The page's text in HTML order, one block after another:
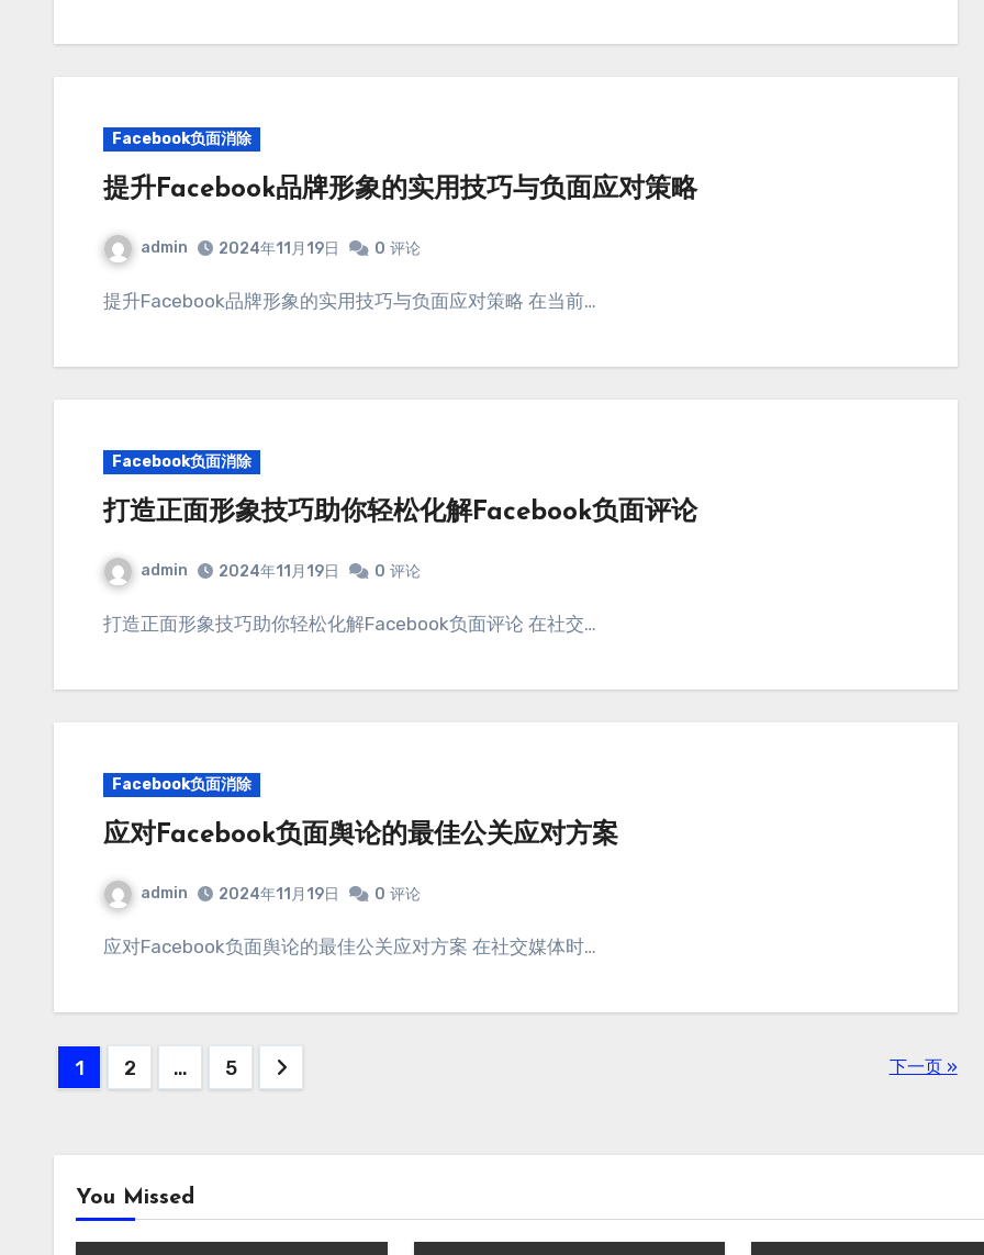
Facebook负面消除
提升Facebook品牌形象的实用技巧与负面应对策略
admin 2024年11月19日 0 评论
提升Facebook品牌形象的实用技巧与负面应对策略 在当前…
Facebook负面消除
打造正面形象技巧助你轻松化解Facebook负面评论
admin 2024年11月19日 0 评论
打造正面形象技巧助你轻松化解Facebook负面评论 在社交…
Facebook负面消除
应对Facebook负面舆论的最佳公关应对方案
admin 2024年11月19日 0 评论
应对Facebook负面舆论的最佳公关应对方案 在社交媒体时…
文
页
1 2 … 5 下一页 »
You Missed